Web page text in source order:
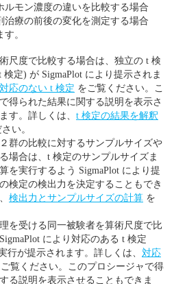
ルモン濃度の違いを比較する場合
治療の前後の変化を測定する場合
。
尺度で比較する場合は、独立の t 検
定) が SigmaPlot により提示されま
対応のない t 検定 をご覧ください。こ
得られた結果に関する説明を表示さ
す。詳しくは、 t 検定の結果を解釈
い。
群の比較に対するサンプルサイズや
場合は、t 検定のサンプルサイズま
を実行するよう SigmaPlot により提
検定の検出力を決定することもでき
検出力とサンプルサイズの計算 を
を受ける同一被験者を算術尺度で比
により対応のある t 検定
行が提示されます。詳しくは、 対応
覧ください。このプロシージャで得
る説明を表示させることもできま